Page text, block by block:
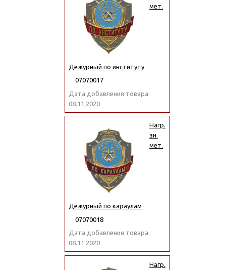
мет.
Дежурный по институту
07070017
Дата добавления товара:
08.11.2020
Нагр.
зн.
мет.
Дежурный по караулам
07070018
Дата добавления товара:
08.11.2020
Нагр.